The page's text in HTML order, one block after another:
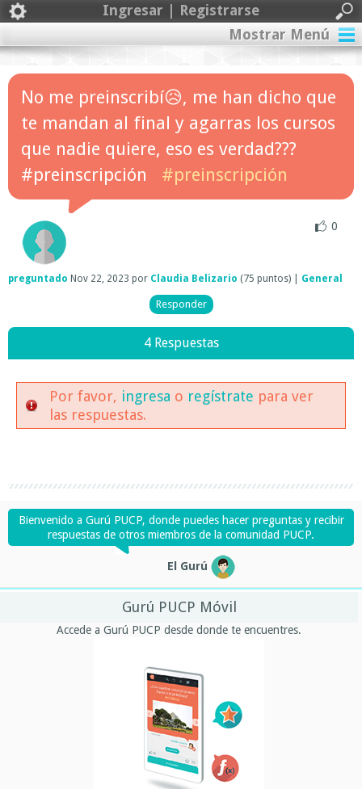
Ingresar | Registrarse
Mostrar Menú
No me preinscribí😥, me han dicho que
te mandan al final y agarras los cursos
que nadie quiere, eso es verdad???
#preinscripción
#preinscripción
0
preguntado Nov 22, 2023 por Claudia Belizario (75 puntos) General
4 Respuestas
Por favor, ingresa o regístrate para ver
las respuestas.
Bienvenido a Gurú PUCP, donde puedes hacer preguntas y recibir
respuestas de otros miembros de la comunidad PUCP.
El Gurú
Gurú PUCP Móvil
Accede a Gurú PUCP desde donde te encuentres.